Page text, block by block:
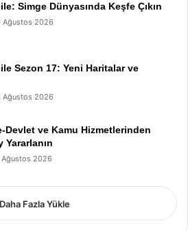
Simge Dünyasında Keşfe Çıkın
Ağustos 2026
Sezon 17: Yeni Haritalar ve
Ağustos 2026
Devlet ve Kamu Hizmetlerinden
Yararlanın
Ağustos 2026
Daha Fazla Yükle